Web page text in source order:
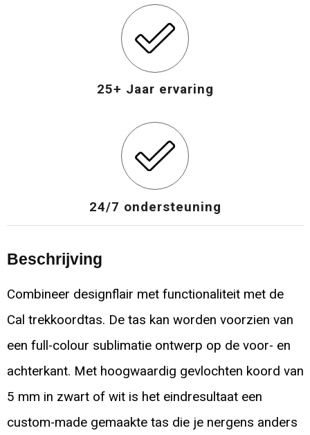
25+ Jaar ervaring
24/7 ondersteuning
Beschrijving
Combineer designflair met functionaliteit met de
Cal trekkoordtas. De tas kan worden voorzien van
een full-colour sublimatie ontwerp op de voor- en
achterkant. Met hoogwaardig gevlochten koord van
5 mm in zwart of wit is het eindresultaat een
custom-made gemaakte tas die je nergens anders